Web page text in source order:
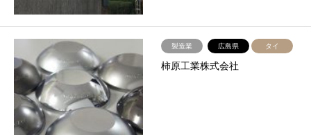
製造業 広島県 タイ
柿原工業株式会社